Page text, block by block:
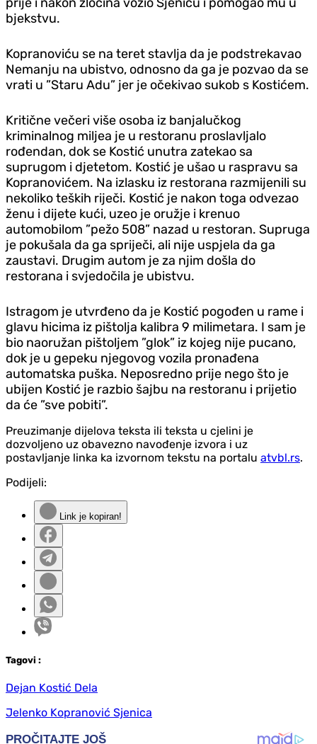
bjekstvu.
Kopranoviću se na teret stavlja da je podstrekavao
Nemanju na ubistvo, odnosno da ga je pozvao da se
vrati u ”Staru Adu” jer je očekivao sukob s Kostićem.
Kritične večeri više osoba iz banjalučkog
kriminalnog miljea je u restoranu proslavljalo
rođendan, dok se Kostić unutra zatekao sa
suprugom i djetetom. Kostić je ušao u raspravu sa
Kopranovićem. Na izlasku iz restorana razmijenili su
nekoliko teških riječi. Kostić je nakon toga odvezao
ženu i dijete kući, uzeo je oružje i krenuo
automobilom ”pežo 508” nazad u restoran. Supruga
je pokušala da ga spriječi, ali nije uspjela da ga
zaustavi. Drugim autom je za njim došla do
restorana i svjedočila je ubistvu.
Istragom je utvrđeno da je Kostić pogođen u rame i
glavu hicima iz pištolja kalibra 9 milimetara. I sam je
bio naoružan pištoljem ”glok” iz kojeg nije pucano,
dok je u gepeku njegovog vozila pronađena
automatska puška. Neposredno prije nego što je
ubijen Kostić je razbio šajbu na restoranu i prijetio
da će ”sve pobiti”.
Preuzimanje dijelova teksta ili teksta u cjelini je
dozvoljeno uz obavezno navođenje izvora i uz
postavljanje linka ka izvornom tekstu na portalu atvbl.rs.
Podijeli:
Link je kopiran!
Tagovi :
Dejan Kostić Dela
Jelenko Kopranović Sjenica